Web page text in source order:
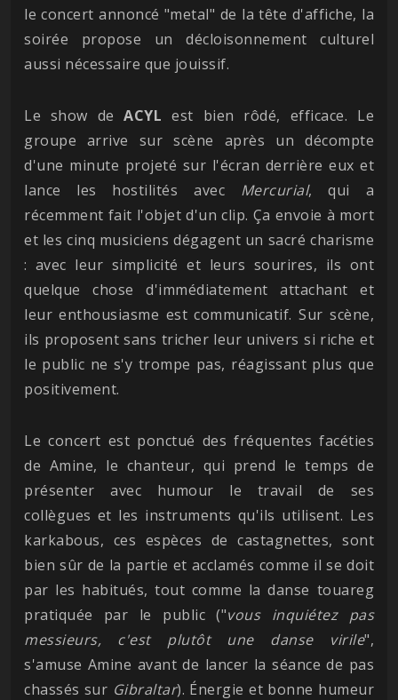
le concert annoncé "metal" de la tête d'affiche, la
soirée propose un décloisonnement culturel
aussi nécessaire que jouissif.
Le show deACYL est bien rôdé, efficace. Le
groupe arrive sur scène après un décompte
d'une minute projeté sur l'écran derrière eux et
lance les hostilités avec Mercurial, qui a
récemment fait l'objet d'un clip. Ça envoie à mort
et les cinq musiciens dégagent un sacré charisme
: avec leur simplicité et leurs sourires, ils ont
quelque chose d'immédiatement attachant et
leur enthousiasme est communicatif. Sur scène,
ils proposent sans tricher leur univers si riche et
le public ne s'y trompe pas, réagissant plus que
positivement.
Le concert est ponctué des fréquentes facéties
de Amine, le chanteur, qui prend le temps de
présenter avec humour le travail de ses
collègues et les instruments qu'ils utilisent. Les
karkabous, ces espèces de castagnettes, sont
bien sûr de la partie et acclamés comme il se doit
par les habitués, tout comme la danse touareg
pratiquée par le public ("vous inquiétez pas
messieurs, c'est plutôt une danse virile",
s'amuse Amine avant de lancer la séance de pas
chassés sur Gibraltar). Énergie et bonne humeur